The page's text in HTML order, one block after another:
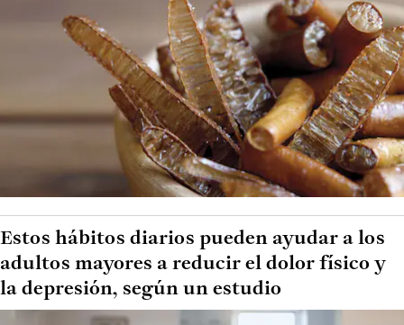
Estos hábitos diarios pueden ayudar a los
adultos mayores a reducir el dolor físico y
la depresión, según un estudio